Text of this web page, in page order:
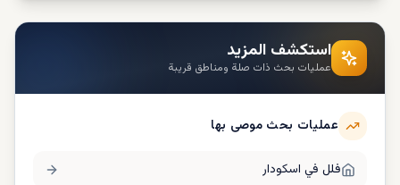
استكشف المزيد
عمليات بحث ذات صلة ومناطق قريبة
عمليات بحث موصى بها
فلل في اسکودار